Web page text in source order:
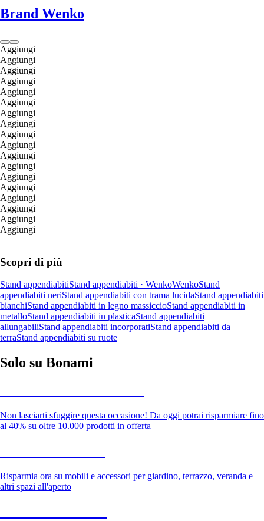
Brand Wenko
Aggiungi
Aggiungi
Aggiungi
Aggiungi
Aggiungi
Aggiungi
Aggiungi
Aggiungi
Aggiungi
Aggiungi
Aggiungi
Aggiungi
Aggiungi
Aggiungi
Aggiungi
Aggiungi
Aggiungi
Aggiungi
Scopri di più
Stand appendiabitiStand appendiabiti · WenkoWenkoStand
appendiabiti neriStand appendiabiti con trama lucidaStand appendiabiti
bianchiStand appendiabiti in legno massiccioStand appendiabiti in
metalloStand appendiabiti in plasticaStand appendiabiti
allungabiliStand appendiabiti incorporatiStand appendiabiti da
terraStand appendiabiti su ruote
Solo su Bonami
Non lasciarti sfuggire questa occasione! Da oggi potrai risparmiare fino
al 40% su oltre 10.000 prodotti in offerta
Risparmia ora su mobili e accessori per giardino, terrazzo, veranda e
altri spazi all'aperto